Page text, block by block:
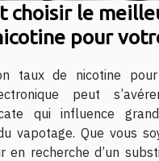
choisir le
pour
taux de nicotine
peut
qui influence
vapotage. Que vous
en recherche d’un